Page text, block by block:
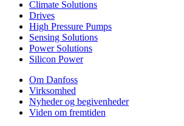
Climate Solutions
Drives
High Pressure Pumps
Sensing Solutions
Power Solutions
Silicon Power
Om Danfoss
Virksomhed
Nyheder og begivenheder
Viden om fremtiden